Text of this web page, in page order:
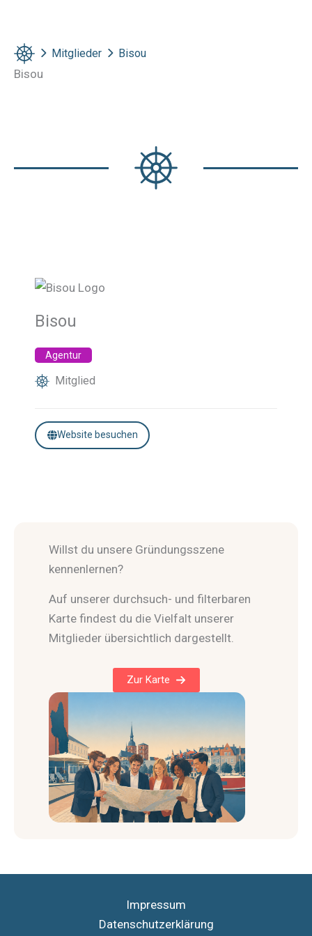
Mitglieder Bisou
Bisou
Bisou
Agentur
Mitglied
Website besuchen
Willst du unsere Gründungsszene
kennenlernen?
Auf unserer durchsuch- und filterbaren
Karte findest du die Vielfalt unserer
Mitglieder übersichtlich dargestellt.
Zur Karte
Impressum
Datenschutzerklärung